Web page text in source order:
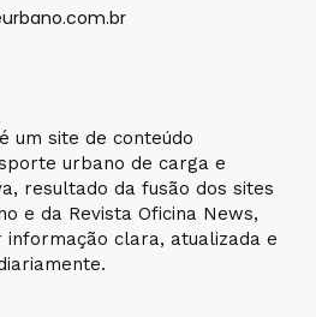
um site de conteúdo
urbano de carga e
resultado da fusão dos sites
e da Revista Oficina News,
clara, atualizada e